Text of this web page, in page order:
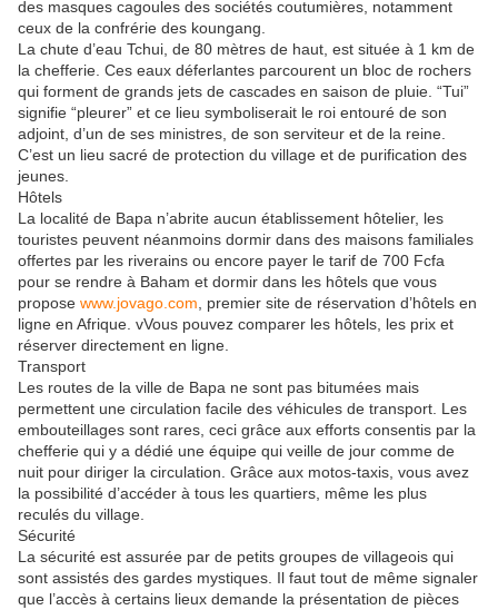
des masques cagoules des sociétés coutumières, notamment
ceux de la confrérie des koungang.
La chute d’eau Tchui, de 80 mètres de haut, est située à 1 km de
la chefferie. Ces eaux déferlantes parcourent un bloc de rochers
qui forment de grands jets de cascades en saison de pluie. “Tui”
signifie “pleurer” et ce lieu symboliserait le roi entouré de son
adjoint, d’un de ses ministres, de son serviteur et de la reine.
C’est un lieu sacré de protection du village et de purification des
jeunes.
Hôtels
La localité de Bapa n’abrite aucun établissement hôtelier, les
touristes peuvent néanmoins dormir dans des maisons familiales
offertes par les riverains ou encore payer le tarif de 700 Fcfa
pour se rendre à Baham et dormir dans les hôtels que vous
propose www.jovago.com , premier site de réservation d’hôtels en
ligne en Afrique. vVous pouvez comparer les hôtels, les prix et
réserver directement en ligne.
Transport
Les routes de la ville de Bapa ne sont pas bitumées mais
permettent une circulation facile des véhicules de transport. Les
embouteillages sont rares, ceci grâce aux efforts consentis par la
chefferie qui y a dédié une équipe qui veille de jour comme de
nuit pour diriger la circulation. Grâce aux motos-taxis, vous avez
la possibilité d’accéder à tous les quartiers, même les plus
reculés du village.
Sécurité
La sécurité est assurée par de petits groupes de villageois qui
sont assistés des gardes mystiques. Il faut tout de même signaler
que l’accès à certains lieux demande la présentation de pièces